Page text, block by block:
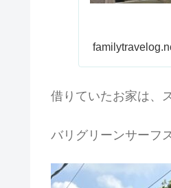
借りていたお家は、
バリグリーンサーフ